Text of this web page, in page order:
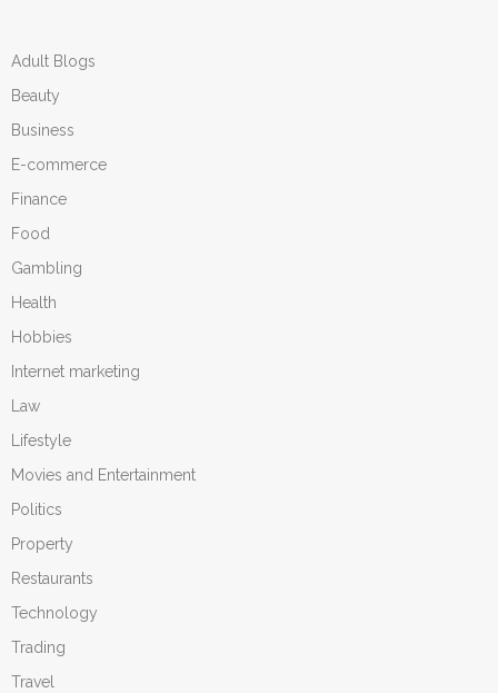
Adult Blogs
Beauty
Business
E-commerce
Finance
Food
Gambling
Health
Hobbies
Internet marketing
Law
Lifestyle
Movies and Entertainment
Politics
Property
Restaurants
Technology
Trading
Travel